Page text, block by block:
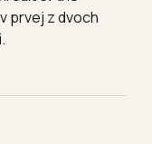
prvej z dvoch